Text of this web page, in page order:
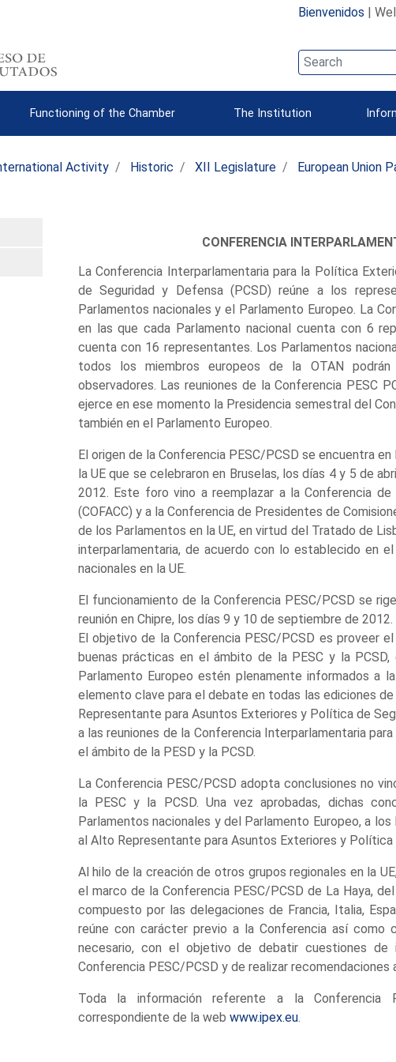
Bienvenidos |
Functioning of the Chamber The Institution
Activity Historic XII Legislature European Union
CONFERENCIA
La Conferencia Interparlamentaria para la Política
de Seguridad y Defensa (PCSD) reúne a los
Parlamentos nacionales y el Parlamento Europeo. La
en las que cada Parlamento nacional cuenta con 6
cuenta con 16 representantes. Los Parlamentos
todos los miembros europeos de la OTAN
observadores. Las reuniones de la Conferencia PESC
ejerce en ese momento la Presidencia semestral del
también en el Parlamento Europeo.
El origen de la Conferencia PESC/PCSD se encuentra
la UE que se celebraron en Bruselas, los días 4 y 5 de
2012. Este foro vino a reemplazar a la Conferencia
(COFACC) y a la Conferencia de Presidentes de
de los Parlamentos en la UE, en virtud del Tratado de
interparlamentaria, de acuerdo con lo establecido en
nacionales en la UE.
El funcionamiento de la Conferencia PESC/PCSD se
reunión en Chipre, los días 9 y 10 de septiembre de 2012.
El objetivo de la Conferencia PESC/PCSD es proveer
buenas prácticas en el ámbito de la PESC y la
Parlamento Europeo estén plenamente informados a
elemento clave para el debate en todas las ediciones
Representante para Asuntos Exteriores y Política de
a las reuniones de la Conferencia Interparlamentaria
el ámbito de la PESD y la PCSD.
La Conferencia PESC/PCSD adopta conclusiones no
la PESC y la PCSD. Una vez aprobadas, dichas
Parlamentos nacionales y del Parlamento Europeo, a
al Alto Representante para Asuntos Exteriores y Política
Al hilo de la creación de otros grupos regionales en la
el marco de la Conferencia PESC/PCSD de La Haya,
compuesto por las delegaciones de Francia, Italia,
reúne con carácter previo a la Conferencia así como
necesario, con el objetivo de debatir cuestiones
Conferencia PESC/PCSD y de realizar
Toda la información referente a la Conferencia
correspondiente de la web www.ipex.eu.